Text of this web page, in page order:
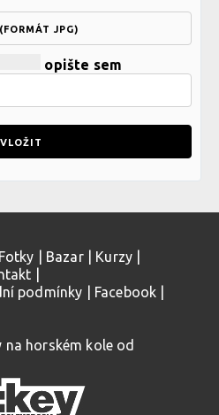
JPG)
opište sem
Fotky Bazar| Kurzy
podmínky Facebook
na horském kole od